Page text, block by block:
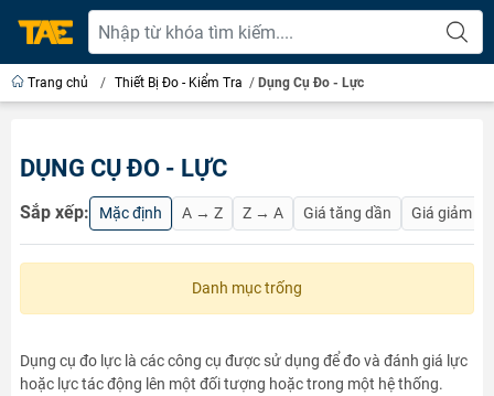
Trang chủ / Thiết Bị Đo - Kiểm Tra / Dụng Cụ Đo - Lực
DỤNG CỤ ĐO - LỰC
Sắp xếp: Mặc định A → Z Z → A Giá tăng dần Giá giảm
Danh mục trống
Dụng cụ đo lực là các công cụ được sử dụng để đo và đánh giá lực
hoặc lực tác động lên một đối tượng hoặc trong một hệ thống.